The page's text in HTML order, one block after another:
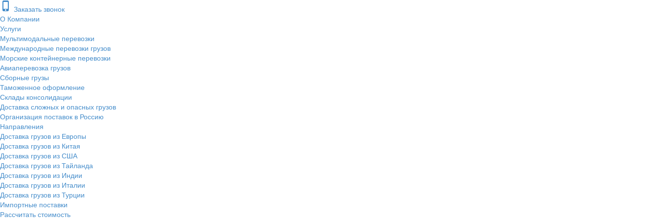
phone_iphone Заказать звонок
О Компании
Услуги
Мультимодальные перевозки
Международные перевозки грузов
Морские контейнерные перевозки
Авиаперевозка грузов
Сборные грузы
Таможенное оформление
Склады консолидации
Доставка сложных и опасных грузов
Организация поставок в Россию
Направления
Доставка грузов из Европы
Доставка грузов из Китая
Доставка грузов из США
Доставка грузов из Тайланда
Доставка грузов из Индии
Доставка грузов из Италии
Доставка грузов из Турции
Импортные поставки
Рассчитать стоимость